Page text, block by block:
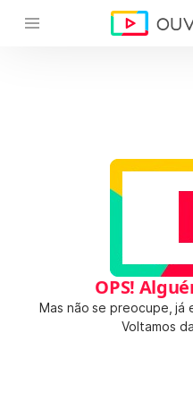
OPS!
Mas não se preocupe, já
Voltamos